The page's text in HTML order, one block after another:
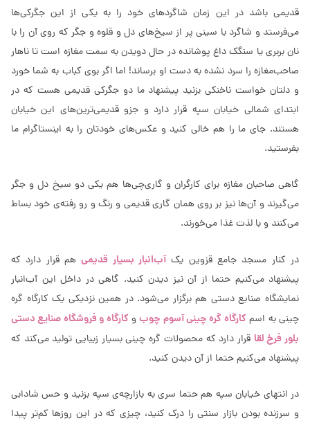
قدیمی باشد در این زمان شاگردهای خود را به یکی از این جگرکی‌ها
می‌فرستد و شاگرد با سینی پر از سیخ‌های دل و قلوه و جگر که روی آن را با
نان بربری یا سنگک داغ پوشانده در حال دویدن به سمت مغازه است تا ناهار
صاحب‌مغازه را سرد نشده به دست او برساند! اما اگر بوی کباب به شما خورد
و دلتان خواست ناخنکی بزنید پیشنهاد ما دو جگرکی قدیمی هست که در
ابتدای شمالی خیابان سپه قرار دارد و جزو قدیمی‌ترین‌های این خیابان
هستند. جای ما را هم خالی کنید و عکس‌های خودتان را به اینستاگرام ما
بفرستید.
گاهی صاحبان مغازه برای کارگران و گاری‌چی‌ها هم یکی دو سیخ دل و جگر
می‌گیرند و آن‌ها نیز بر روی همان گاری قدیمی و رنگ و رو رفته‌ی خود بساط
می‌کنند و با لذت غذا می‌خورند.
در کنار مسجد جامع قزوین یکآب‌انبار بسیار قدیمیهم قرار دارد که
پیشنهاد می‌کنیم حتما از آن نیز دیدن کنید. گاهی در داخل این آب‌انبار
نمایشگاه صنایع دستی هم برگزار می‌شود. در همین نزدیکی یک کارگاه گره
چینی به اسمکارگاه گره چینی آسوم چوبوکارگاه و فروشگاه صنایع دستی
بلور فرخ لقا قرار دارد که محصولات گره چینی بسیار زیبایی تولید می‌کند که
پیشنهاد می‌کنیم حتما از آن دیدن کنید.
در انتهای خیابان سپه هم حتما سری به بازارچه‌ی سپه بزنید و حس شادابی
و سرزنده بودن بازار سنتی را درک کنید، چیزی که در این روزها کم‌تر پیدا